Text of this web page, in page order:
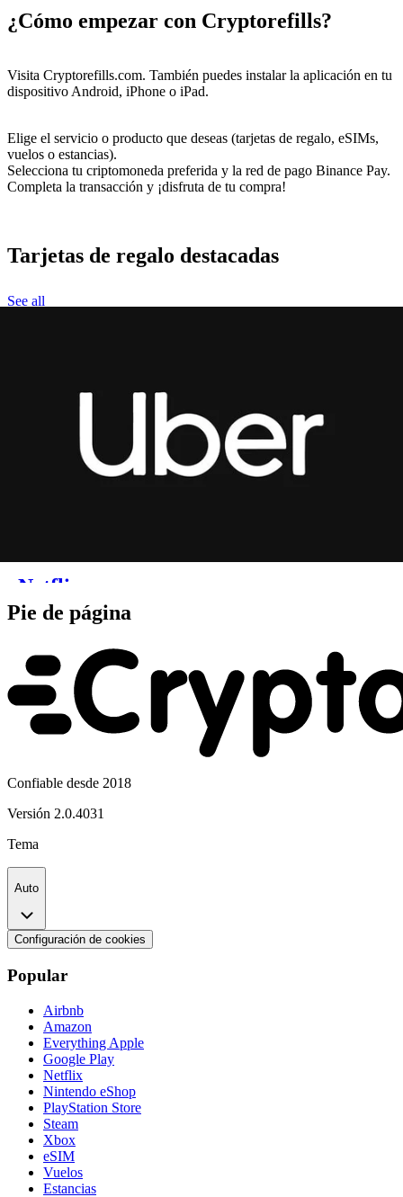
¿Cómo empezar con Cryptorefills?
Visita Cryptorefills.com. También puedes instalar la aplicación en tu
dispositivo Android, iPhone o iPad.
Elige el servicio o producto que deseas (tarjetas de regalo, eSIMs,
vuelos o estancias).
Selecciona tu criptomoneda preferida y la red de pago Binance Pay.
Completa la transacción y ¡disfruta de tu compra!
Tarjetas de regalo destacadas
Pie de página
Confiable desde 2018
Versión 2.0.4031
Tema
Auto
Configuración de cookies
Popular
Airbnb
Amazon
Everything Apple
Google Play
Netflix
Nintendo eShop
PlayStation Store
Steam
Xbox
eSIM
Vuelos
Estancias